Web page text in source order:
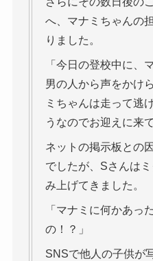
へ、マナミちゃんの
りました。
「今日の登校中に、
男の人から声をかけ
ミちゃんは走って逃
うなのでお迎えに来
ネットの掲示板との
でしたが、Sさんは
み上げてきました。
「マナミに何かあっ
の！？」
SNSで他人の子供が